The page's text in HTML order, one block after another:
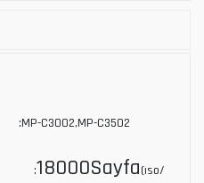
:MP-C3002,MP-C3502
:18000Sayfa(ıso/